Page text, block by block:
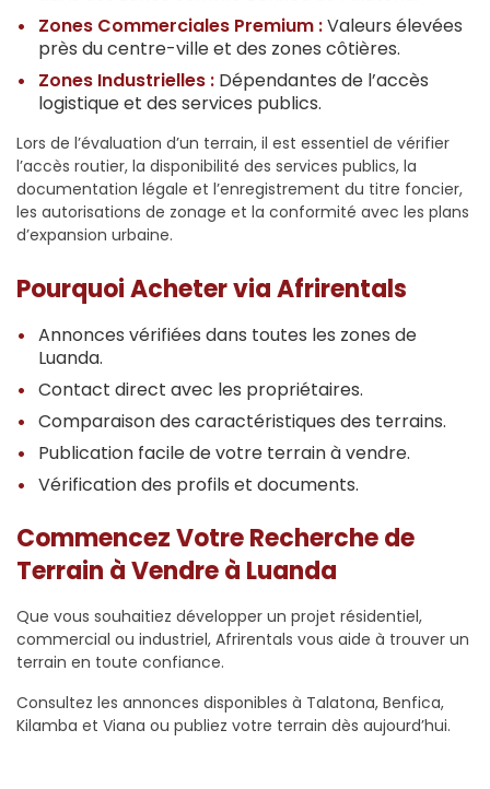
Zones Commerciales Premium :Valeurs élevées
près du centre-ville et des zones côtières.
Zones Industrielles : Dépendantes de l’accès
logistique et des services publics.
Lors de l’évaluation d’un terrain, il est essentiel de vérifier
l’accès routier, la disponibilité des services publics, la
documentation légale et l’enregistrement du titre foncier,
les autorisations de zonage et la conformité avec les plans
d’expansion urbaine.
Pourquoi Acheter via Afrirentals
Annonces vérifiées dans toutes les zones de
Luanda.
Contact direct avec les propriétaires.
Comparaison des caractéristiques des terrains.
Publication facile de votre terrain à vendre.
Vérification des profils et documents.
Commencez Votre Recherche de
Terrain à Vendre à Luanda
Que vous souhaitiez développer un projet résidentiel,
commercial ou industriel, Afrirentals vous aide à trouver un
terrain en toute confiance.
Consultez les annonces disponibles à Talatona, Benfica,
Kilamba et Viana ou publiez votre terrain dès aujourd’hui.